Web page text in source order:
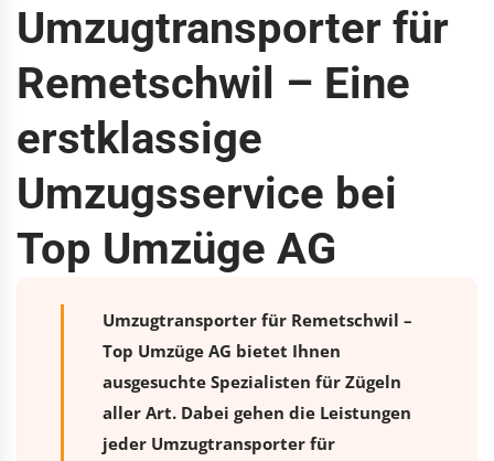
Umzugtransporter für
Remetschwil – Eine
erstklassige
Umzugsservice bei
Top Umzüge AG
Umzugtransporter für Remetschwil –
Top Umzüge AG bietet Ihnen
ausgesuchte Spezialisten für Zügeln
aller Art. Dabei gehen die Leistungen
jeder Umzugtransporter für